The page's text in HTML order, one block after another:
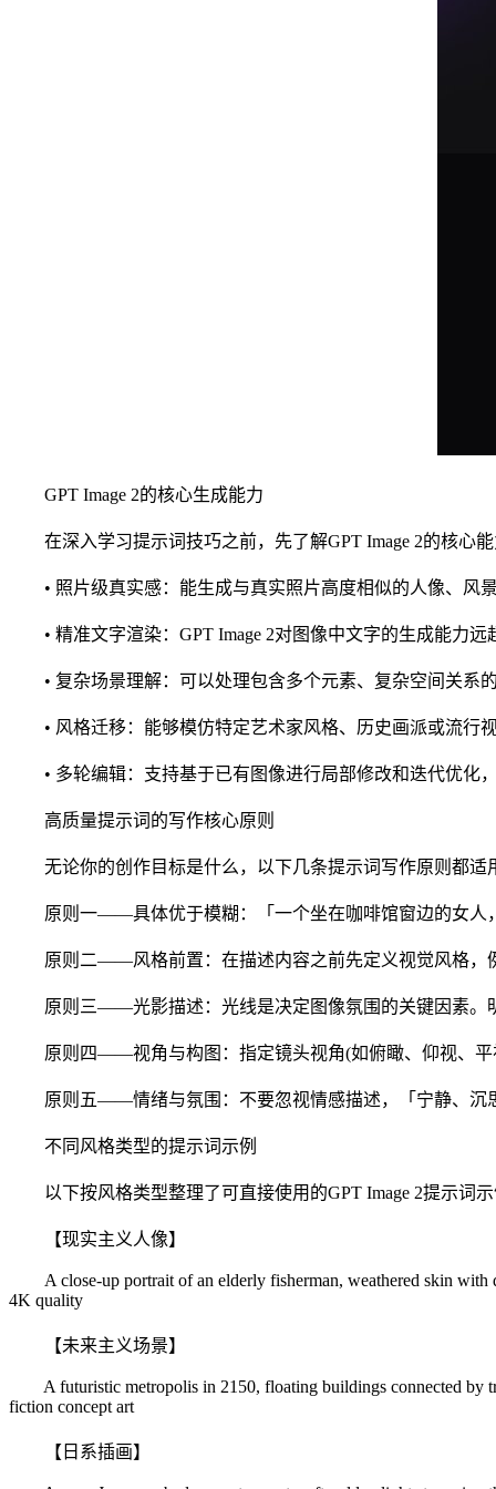
GPT Image 2的核心生成能力
在深入学习提示词技巧之前，先了解GPT Image 2的核心
• 照片级真实感：能生成与真实照片高度相似的人像、风
• 精准文字渲染：GPT Image 2对图像中文字的生成能力远
• 复杂场景理解：可以处理包含多个元素、复杂空间关系
• 风格迁移：能够模仿特定艺术家风格、历史画派或流行
• 多轮编辑：支持基于已有图像进行局部修改和迭代优化
高质量提示词的写作核心原则
无论你的创作目标是什么，以下几条提示词写作原则都适
原则一——具体优于模糊：「一个坐在咖啡馆窗边的女人，
原则二——风格前置：在描述内容之前先定义视觉风格，
原则三——光影描述：光线是决定图像氛围的关键因素。明
原则四——视角与构图：指定镜头视角(如俯瞰、仰视、平
原则五——情绪与氛围：不要忽视情感描述，「宁静、沉
不同风格类型的提示词示例
以下按风格类型整理了可直接使用的GPT Image 2提示词
【现实主义人像】
A close-up portrait of an elderly fisherman, weathered skin with
4K quality
【未来主义场景】
A futuristic metropolis in 2150, floating buildings connected by
fiction concept art
【日系插画】